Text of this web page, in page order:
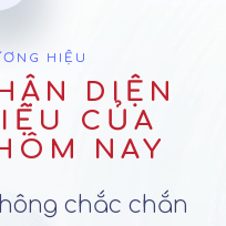
HIỆU
DIỆN
CỦA
NAY
chắc chắn